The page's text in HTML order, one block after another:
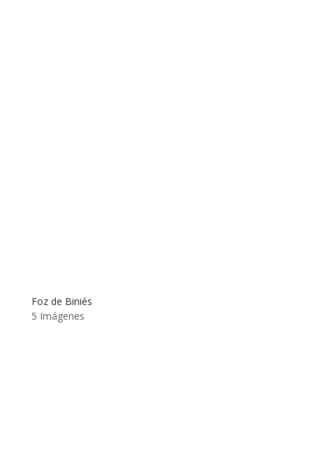
Foz de Biniés
5 Imágenes